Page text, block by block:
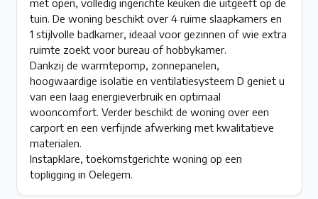
met open, volledig ingerichte keuken die uitgeeft op de
tuin. De woning beschikt over 4 ruime slaapkamers en
1 stijlvolle badkamer, ideaal voor gezinnen of wie extra
ruimte zoekt voor bureau of hobbykamer.
Dankzij de warmtepomp, zonnepanelen,
hoogwaardige isolatie en ventilatiesysteem D geniet u
van een laag energieverbruik en optimaal
wooncomfort. Verder beschikt de woning over een
carport en een verfijnde afwerking met kwalitatieve
materialen.
Instapklare, toekomstgerichte woning op een
topligging in Oelegem.